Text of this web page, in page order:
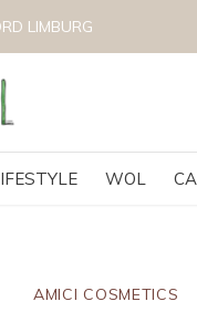
WOL
AMICI COSMETICS